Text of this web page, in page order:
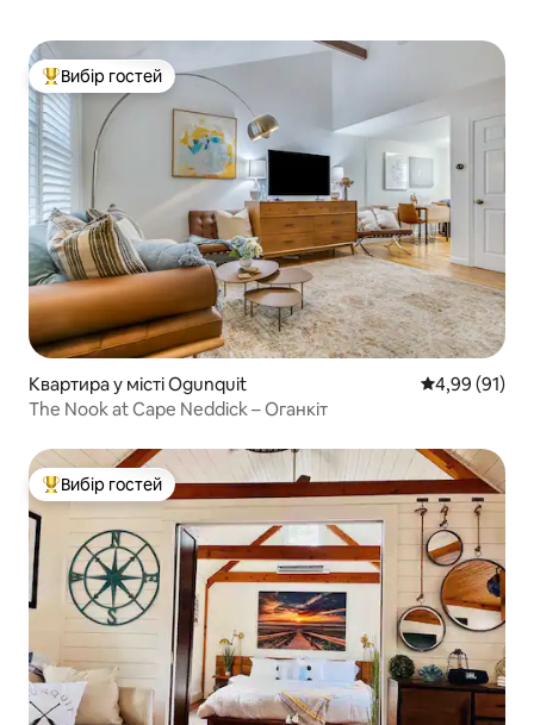
Топ вибір гостей
Вибір гостей
Квартира у місті Ogunquit Середня
4,99 (91)
The Nook at Cape Neddick – Оганкіт
Топ вибір гостей
Вибір гостей